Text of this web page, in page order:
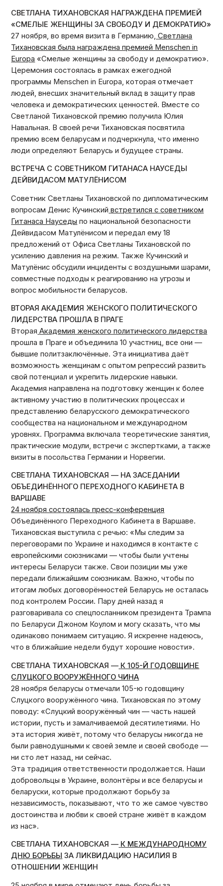
СВЕТЛАНА ТИХАНОВСКАЯ НАГРАЖДЕНА ПРЕМИЕЙ
«СМЕЛЫЕ ЖЕНЩИНЫ ЗА СВОБОДУ И ДЕМОКРАТИЮ»
27 ноября, во время визита в Германию, Светлана
Тихановская была награждена премией Menschen in
Europa «Смелые женщины за свободу и демократию».
Церемония состоялась в рамках ежегодной
программы Menschen in Europa, которая отмечает
людей, внесших значительный вклад в защиту прав
человека и демократических ценностей. Вместе со
Светланой Тихановской премию получила Юлия
Навальная. В своей речи Тихановская посвятила
премию всем беларусам и подчеркнула, что именно
люди определяют Беларусь и будущее страны.
ВСТРЕЧА С СОВЕТНИКОМ ГИТАНАСА НАУСЕДЫ
ДЕЙВИДАСОМ МАТУЛЁНИСОМ
Советник Светланы Тихановской по дипломатическим
вопросам Денис Кучинский встретился с советником
Гитанаса Науседы по национальной безопасности
Дейвидасом Матулёнисом и передал ему 18
предложений от Офиса Светланы Тихановской по
усилению давления на режим. Также Кучинский и
Матулёнис обсудили инциденты с воздушными шарами,
совместные подходы к реагированию на угрозы и
вопрос мобильности беларусов.
ВТОРАЯ АКАДЕМИЯ ЖЕНСКОГО ПОЛИТИЧЕСКОГО
ЛИДЕРСТВА ПРОШЛА В ПРАГЕ
Вторая Академия женского политического лидерства
прошла в Праге и объединила 10 участниц, все они —
бывшие политзаключённые. Эта инициатива даёт
возможность женщинам с опытом репрессий развить
свой потенциал и укрепить лидерские навыки.
Академия направлена на подготовку женщин к более
активному участию в политических процессах и
представлению беларусского демократического
сообщества на национальном и международном
уровнях. Программа включала теоретические занятия,
практические модули, встречи с экспертками, а также
визиты в посольства Германии и Норвегии.
СВЕТЛАНА ТИХАНОВСКАЯ — НА ЗАСЕДАНИИ
ОБЪЕДИНЁННОГО ПЕРЕХОДНОГО КАБИНЕТА В
ВАРШАВЕ
24 ноября состоялась пресс-конференция
Объединённого Переходного Кабинета в Варшаве.
Тихановская выступила с речью: «Мы следим за
переговорами по Украине и находимся в контакте с
европейскими союзниками — чтобы были учтены
интересы Беларуси также. Свои позиции мы уже
передали ближайшим союзникам. Важно, чтобы по
итогам любых договорённостей Беларусь не осталась
под контролем России. Пару дней назад я
разговаривала со спецпосланником президента Трампа
по Беларуси Джоном Коулом и могу сказать, что мы
одинаково понимаем ситуацию. Я искренне надеюсь,
что в ближайшие недели будут хорошие новости».
СВЕТЛАНА ТИХАНОВСКАЯ — К 105-Й ГОДОВЩИНЕ
СЛУЦКОГО ВООРУЖЁННОГО ЧИНА
28 ноября беларусы отмечали 105-ю годовщину
Слуцкого вооружённого чина. Тихановская по этому
поводу: «Слуцкий вооружённый чин — часть нашей
истории, пусть и замалчиваемой десятилетиями. Но
эта история живёт, потому что беларусы никогда не
были равнодушными к своей земле и своей свободе —
ни сто лет назад, ни сейчас.
Эта традиция ответственности продолжается. Наши
добровольцы в Украине, волонтёры и все беларусы и
беларуски, которые продолжают борьбу за
независимость, показывают, что то же самое чувство
достоинства и любви к своей стране живёт в каждом
из нас».
СВЕТЛАНА ТИХАНОВСКАЯ — К МЕЖДУНАРОДНОМУ
ДНЮ БОРЬБЫ ЗА ЛИКВИДАЦИЮ НАСИЛИЯ В
ОТНОШЕНИИ ЖЕНЩИН